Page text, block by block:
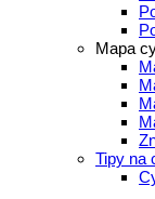
Mapa
Tipy na